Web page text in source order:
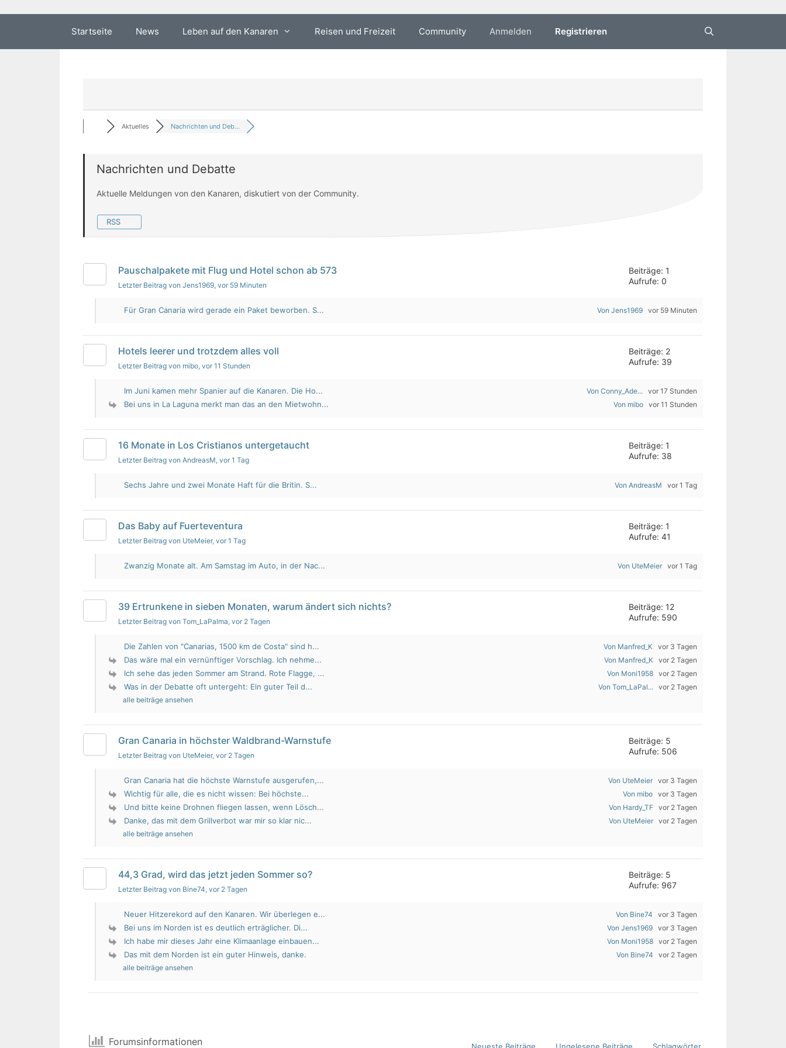
Startseite News Leben auf den Kanaren Reisen und Freizeit Community Anmelden Registrieren
Aktuelles Nachrichten und Deb...
Nachrichten und Debatte
Aktuelle Meldungen von den Kanaren, diskutiert von der Community.
RSS
Pauschalpakete mit Flug und Hotel schon ab 573
Letzter Beitrag von Jens1969, vor 59 Minuten
Beiträge: 1
Aufrufe: 0
Für Gran Canaria wird gerade ein Paket beworben. S... Von Jens1969 vor 59 Minuten
Hotels leerer und trotzdem alles voll
Letzter Beitrag von mibo, vor 11 Stunden
Beiträge: 2
Aufrufe: 39
Im Juni kamen mehr Spanier auf die Kanaren. Die Ho... Von Conny_Ade... vor 17 Stunden
Bei uns in La Laguna merkt man das an den Mietwohn... Von mibo vor 11 Stunden
16 Monate in Los Cristianos untergetaucht
Letzter Beitrag von AndreasM, vor 1 Tag
Beiträge: 1
Aufrufe: 38
Sechs Jahre und zwei Monate Haft für die Britin. S... Von AndreasM vor 1 Tag
Das Baby auf Fuerteventura
Letzter Beitrag von UteMeier, vor 1 Tag
Beiträge: 1
Aufrufe: 41
Zwanzig Monate alt. Am Samstag im Auto, in der Nac... Von UteMeier vor 1 Tag
39 Ertrunkene in sieben Monaten, warum ändert sich nichts?
Letzter Beitrag von Tom_LaPalma, vor 2 Tagen
Beiträge: 12
Aufrufe: 590
Die Zahlen von "Canarias, 1500 km de Costa" sind h... Von Manfred_K vor 3 Tagen
Das wäre mal ein vernünftiger Vorschlag. Ich nehme... Von Manfred_K vor 2 Tagen
Ich sehe das jeden Sommer am Strand. Rote Flagge, ... Von Moni1958 vor 2 Tagen
Was in der Debatte oft untergeht: Ein guter Teil d... Von Tom_LaPal... vor 2 Tagen
alle beiträge ansehen
Gran Canaria in höchster Waldbrand-Warnstufe
Letzter Beitrag von UteMeier, vor 2 Tagen
Beiträge: 5
Aufrufe: 506
Gran Canaria hat die höchste Warnstufe ausgerufen,... Von UteMeier vor 3 Tagen
Wichtig für alle, die es nicht wissen: Bei höchste... Von mibo vor 3 Tagen
Und bitte keine Drohnen fliegen lassen, wenn Lösch... Von Hardy_TF vor 2 Tagen
Danke, das mit dem Grillverbot war mir so klar nic... Von UteMeier vor 2 Tagen
alle beiträge ansehen
44,3 Grad, wird das jetzt jeden Sommer so?
Letzter Beitrag von Bine74, vor 2 Tagen
Beiträge: 5
Aufrufe: 967
Neuer Hitzerekord auf den Kanaren. Wir überlegen e... Von Bine74 vor 3 Tagen
Bei uns im Norden ist es deutlich erträglicher. Di... Von Jens1969 vor 3 Tagen
Ich habe mir dieses Jahr eine Klimaanlage einbauen... Von Moni1958 vor 2 Tagen
Das mit dem Norden ist ein guter Hinweis, danke. Von Bine74 vor 2 Tagen
alle beiträge ansehen
Forumsinformationen